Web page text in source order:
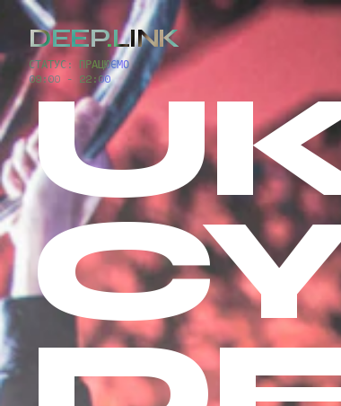
DEEP.LINK
СТАТУС: ПРАЦЮЄМО
09:00 - 22:00